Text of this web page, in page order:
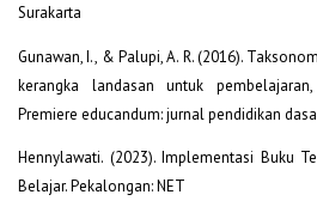
Surakarta
Gunawan, I., & Palupi, A. R. (2016).
kerangka landasan untuk
Premiere educandum: jurnal pendidikan
Hennylawati. (2023). Implementasi Buku
Belajar. Pekalongan: NET